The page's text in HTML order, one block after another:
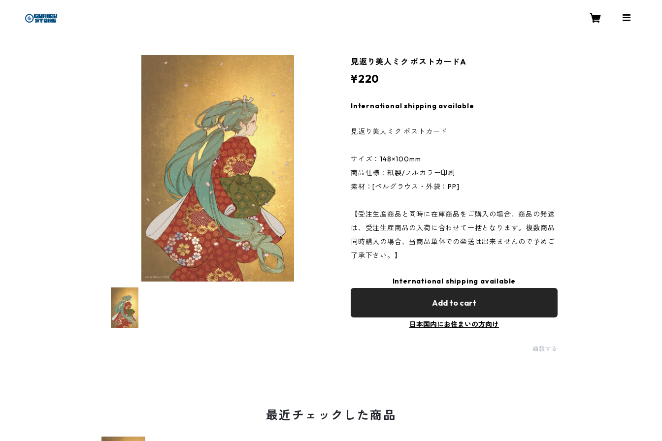
見返り美人ミク ポストカードA
¥220
International shipping available
見返り美人ミク ポストカード
サイズ：148×100mm
商品仕様：紙製/フルカラー印刷
素材：[ペルグラウス・外袋：PP]
【受注生産商品と同時に在庫商品をご購入の場合、商品の発送
は、受注生産商品の入荷に合わせて一括となります。複数商品
同時購入の場合、当商品単体での発送は出来ませんので予めご
了承下さい。】
International shipping available
Add to cart
日本国内にお住まいの方向け
通報する
最近チェックした商品